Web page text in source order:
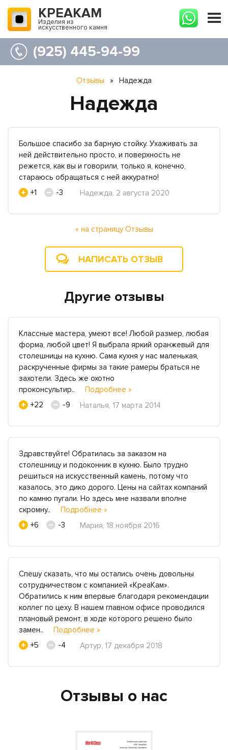
КРЕАКАМ
Изделия из
искусственного камня
(925) 445-94-99
Отзывы » Надежда
Надежда
Большое спасибо за барную стойку. Ухаживать за
ней действительно просто, и поверхность не
режется, как вы и говорили, только я, конечно,
стараюсь обращаться с ней аккуратно!
+1
-3 Надежда, 2 августа 2020
« на страницу Отзывы
НАПИСАТЬ ОТЗЫВ
Другие отзывы
Классные мастера, умеют все! Любой размер, любая
форма, любой цвет! Я выбрала яркий оранжевый для
столешницы на кухню. Сама кухня у нас маленькая,
раскрученные фирмы за такие рамеры браться не
захотели. Здесь же охотно
проконсультир.. Подробнее »
+22
-9 Наталья, 17 марта 2014
Здравствуйте! Обратилась за заказом на
столешницу и подоконник в кухню. Было трудно
решиться на искусственный камень, потому что
казалось, это дико дорого. Цены на сайтах компаний
по камню пугали. Но здесь мне назвали вполне
скромну.. Подробнее »
+6
-3 Мария, 18 ноября 2016
Спешу сказать, что мы остались очень довольны
сотрудничеством с компанией «КреаКам».
Обратились к ним впервые благодаря рекомендации
коллег по цеху. В нашем главном офисе проводился
плановый ремонт, в ходе которого решено было
замен.. Подробнее »
+5
-4 Артур, 17 декабря 2018
Отзывы о нас